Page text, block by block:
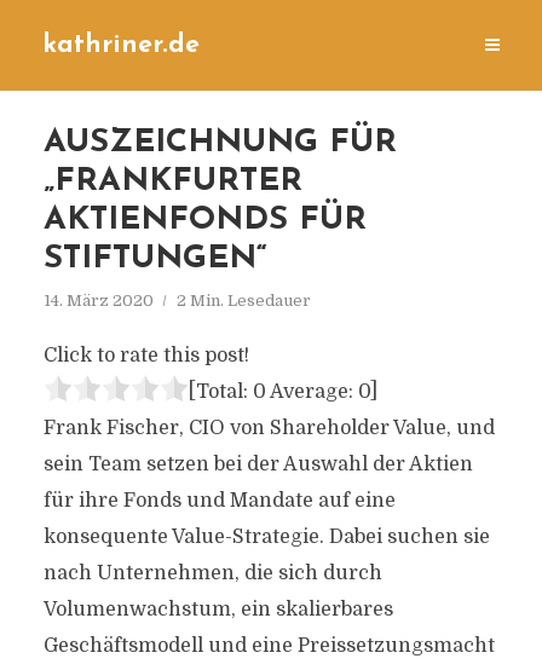
kathriner.de
AUSZEICHNUNG FÜR
„FRANKFURTER
AKTIENFONDS FÜR
STIFTUNGEN“
14. März 2020 2 Min. Lesedauer
Click to rate this post!
[Total: 0 Average: 0]
Frank Fischer, CIO von Shareholder Value, und
sein Team setzen bei der Auswahl der Aktien
für ihre Fonds und Mandate auf eine
konsequente Value-Strategie. Dabei suchen sie
nach Unternehmen, die sich durch
Volumenwachstum, ein skalierbares
Geschäftsmodell und eine Preissetzungsmacht